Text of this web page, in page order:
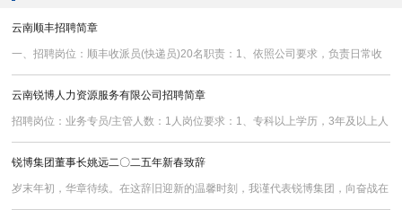
云南顺丰招聘简章
一、招聘岗位：顺丰收派员(快递员)20名职责：1、依照公司要求，负责日常收
件、送件工作;2、负责客户快件不受损失，确保公司利益不受侵害;3、及时回收
散单和月结款项，并在规定时间内如数上缴财务入帐;4、学习、推广新业务和项
目操作流程，做好区域内的客户维护工作;岗位要求：1、高中/中专及以上学历，
18-38周岁;2、自备电动车、摩托车、面包车等交通工具优先;3、退伍军人、有
相关工作经验者优先;4、吃苦
云南锐博人力资源服务有限公司招聘简章
招聘岗位：业务专员/主管人数：1人岗位要求：1、专科以上学历，3年及以上人
力资源行业市场开发工作经历，了解人力资源行业;2、年龄28周岁以上，40周
岁以下，成熟稳重，有一定社会资源;3、性格开朗乐观、积极主动、责任心强、
良好的团队合作精神，客户服务意识。工作内容：1、提供人力资源服务需求的
客户线索,搭建合作基础或促成合作;2、能独立完成人力资源派遣、外包、招聘等
锐博集团董事长姚远二〇二五年新春致辞
岁末年初，华章待续。在这辞旧迎新的温馨时刻，我谨代表锐博集团，向奋战在
全国五湖四海的锐博同仁及背后默默支持锐博员工的家人们，向始终关怀并支持